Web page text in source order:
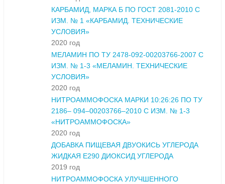
КАРБАМИД, МАРКА Б ПО ГОСТ 2081-2010 С
ИЗМ. № 1 «КАРБАМИД. ТЕХНИЧЕСКИЕ
УСЛОВИЯ»
2020 год
МЕЛАМИН ПО ТУ 2478-092-00203766-2007 С
ИЗМ. № 1-3 «МЕЛАМИН. ТЕХНИЧЕСКИЕ
УСЛОВИЯ»
2020 год
НИТРОАММОФОСКА МАРКИ 10:26:26 ПО ТУ
2186– 094–00203766–2010 С ИЗМ. № 1-3
«НИТРОАММОФОСКА»
2020 год
ДОБАВКА ПИЩЕВАЯ ДВУОКИСЬ УГЛЕРОДА
ЖИДКАЯ Е290 ДИОКСИД УГЛЕРОДА
2019 год
НИТРОАММОФОСКА УЛУЧШЕННОГО